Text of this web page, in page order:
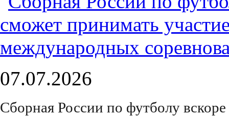
07.07.2026
Сборная России по футболу